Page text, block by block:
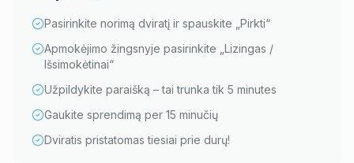
Pasirinkite norimą dviratį ir spauskite „Pirkti“
Apmokėjimo žingsnyje pasirinkite „Lizingas /
Išsimokėtinai“
Užpildykite paraišką – tai trunka tik 5 minutes
Gaukite sprendimą per 15 minučių
Dviratis pristatomas tiesiai prie durų!